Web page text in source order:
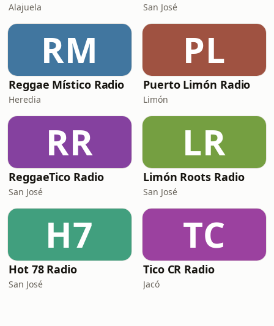
Alajuela San José
RM
Reggae Místico Radio
Heredia
PL
Puerto Limón Radio
Limón
RR
ReggaeTico Radio
San José
LR
Limón Roots Radio
San José
H7
Hot 78 Radio
San José
TC
Tico CR Radio
Jacó